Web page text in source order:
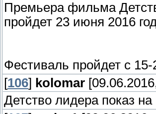
Премьера фильма
пройдет 23 июня 2016
Фестиваль пройдет с
[106] kolomar
Детство лидера показ